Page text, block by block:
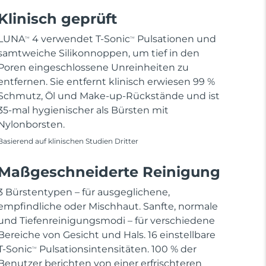
geprüft
TM 4 verwendet T-SonicTM
Pulsationen und
Silikonnoppen, um tief in den
eingeschlossene Unreinheiten zu
Sie entfernt klinisch erwiesen 99 %
Öl und Make-up-Rückstände und ist
mal hygienischer als Bürsten mit
auf klinischen Studien Dritter
Reinigung
Bürstentypen – für ausgeglichene,
oder Mischhaut. Sanfte, normale
Tiefenreinigungsmodi – für verschiedene
von Gesicht und Hals. 16 einstellbare
SonicTM
Pulsationsintensitäten. 100 % der
berichten von einer erfrischteren